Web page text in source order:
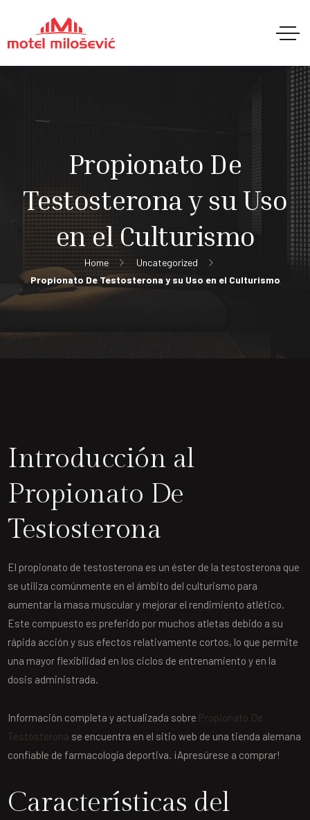
Propionato De
Testosterona y su Uso
en el Culturismo
Home
Uncategorized
Propionato De Testosterona y su Uso en el Culturismo
Introducción al
Propionato De
Testosterona
El propionato de testosterona es un éster de la testosterona que
se utiliza comúnmente en el ámbito del culturismo para
aumentar la masa muscular y mejorar el rendimiento atlético.
Este compuesto es preferido por muchos atletas debido a su
rápida acción y sus efectos relativamente cortos, lo que permite
una mayor flexibilidad en los ciclos de entrenamiento y en la
dosis administrada.
Información completa y actualizada sobre Propionato De
Testosterona se encuentra en el sitio web de una tienda alemana
confiable de farmacología deportiva. ¡Apresúrese a comprar!
Características del